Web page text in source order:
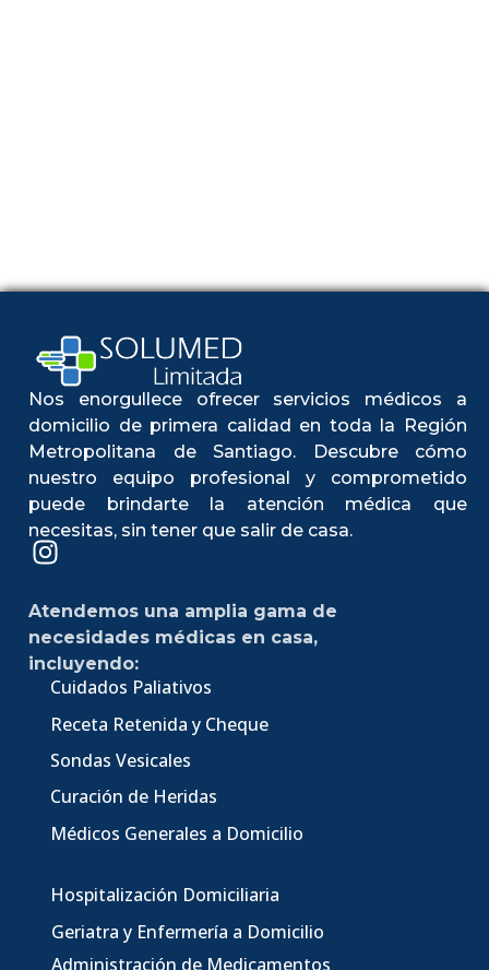
Nos enorgullece ofrecer servicios médicos a
domicilio de primera calidad en toda la Región
Metropolitana de Santiago. Descubre cómo
nuestro equipo profesional y comprometido
puede brindarte la atención médica que
necesitas, sin tener que salir de casa.
Atendemos una amplia gama de
necesidades médicas en casa,
incluyendo:
Cuidados Paliativos
Receta Retenida y Cheque
Sondas Vesicales
Curación de Heridas
Médicos Generales a Domicilio
Hospitalización Domiciliaria
Geriatra y Enfermería a Domicilio
Administración de Medicamentos